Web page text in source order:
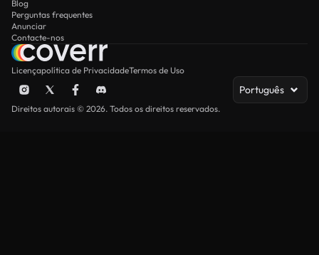
Blog
Perguntas frequentes
Anunciar
Contacte-nos
Licençapolítica de PrivacidadeTermos de Uso
Português
Direitos autorais © 2026. Todos os direitos reservados.